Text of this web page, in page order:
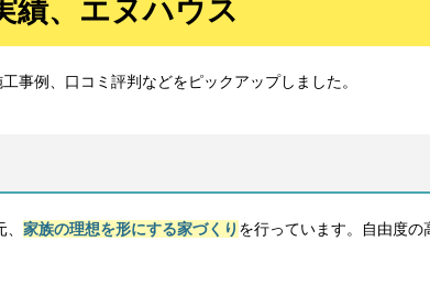
績、エヌハウス
事例、口コミ評判などをピックアップしました。
家族の理想を形にする家づくり を行っています。自由度の